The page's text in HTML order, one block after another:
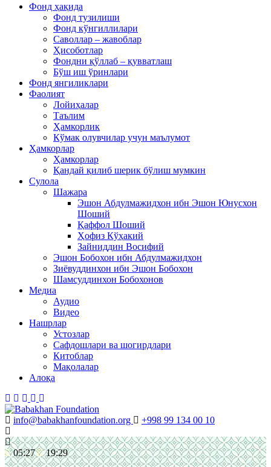
Фонд ҳақида
Фонд тузилиши
Фонд кўнгиллилари
Саволлар – жавоблар
Ҳисоботлар
Фондни қўллаб – қувватлаш
Бўш иш ўринлари
Фонд янгиликлари
Фаолият
Лойиҳалар
Таълим
Ҳамкорлик
Кўмак олувчилар учун маълумот
Ҳамкорлар
Ҳамкорлар
Қандай қилиб шерик бўлиш мумкин
Сулола
Шажара
Эшон Абдулмажидхон ибн Эшон Юнусхон
Шоший
Қаффол Шоший
Ҳофиз Кўҳакий
Зайниддин Восифий
Эшон Бобохон ибн Абдулмажидхон
Зиёвуддинхон ибн Эшон Бобохон
Шамсуддинхон Бобохонов
Медиа
Аудио
Видео
Нашрлар
Устозлар
Сафдошлари ва шогирдлари
Китоблар
Мақолалар
Алоқа
info@babakhanfoundation.org +998 99 134 00 10
05:27 19:29